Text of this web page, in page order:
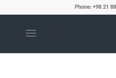
Phone: +98 21